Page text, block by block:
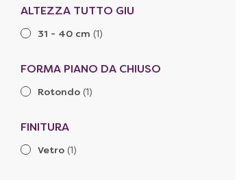
ALTEZZA TUTTO GIU
31 - 40 cm (1)
FORMA PIANO DA CHIUSO
Rotondo (1)
FINITURA
Vetro (1)